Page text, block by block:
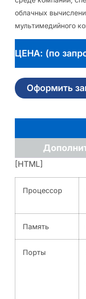
облачных
мультимедийного
ЦЕНА: (по
Оформить
[HTML]
Процессор
Память
Порты